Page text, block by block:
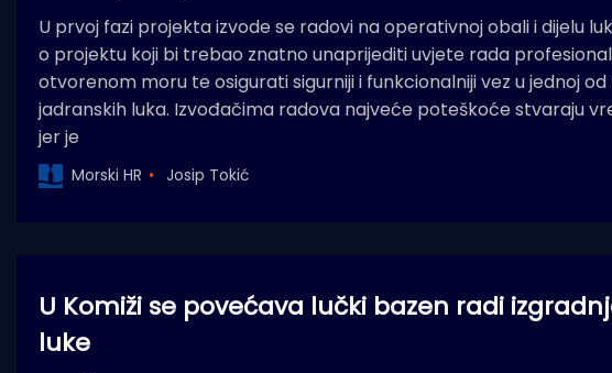
U prvoj fazi projekta izvode se radovi na operativnoj obali i dijelu
o projektu koji bi trebao znatno unaprijediti uvjete rada
otvorenom moru te osigurati sigurniji i funkcionalniji vez u jednoj od
jadranskih luka. Izvođačima radova najveće poteškoće stvaraju
jer je
Morski HR Josip Tokić
U Komiži se povećava lučki bazen radi
luke